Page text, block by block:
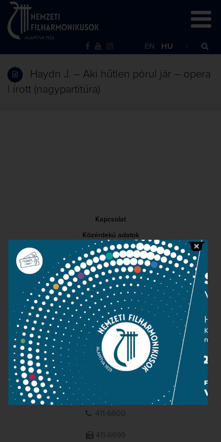
EN HU
Haydn J. – Aki hűtlen pórul jár – opera
| írott (nagypartitúra)
Kapcsolat
Közérdekű adatok
Sajtószoba
Adatvédelem
Impresszum
NEMZETI
FILHARMONIKUSOK
1095 Budapest, Komor Marcell u. 1. (Müpa)
411-6600
411-6699